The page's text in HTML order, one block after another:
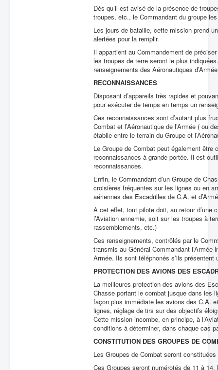
Dès qu’il est avisé de la présence de
troupes, etc., le Commandant du groupe
Les jours de bataille, cette mission prend
alertées pour la remplir.
Il appartient au Commandement de
les troupes de terre seront le plus
renseignements des Aéronautiques
RECONNAISSANCES
Disposant d’appareils très rapides et
pour exécuter de temps en temps un
Ces reconnaissances sont d’autant plus
Combat et l’Aéronautique de l’Armée ( ou
établie entre le terrain du Groupe et
Le Groupe de Combat peut également être
reconnaissances à grande portée. Il est
reconnaissances.
Enfin, le Commandant d’un Groupe de
croisières fréquentes sur les lignes ou en
aériennes des Escadrilles de C.A. et
A cet effet, tout pilote doit, au retour d’une
l’Aviation ennemie, soit sur les troupes à
rassemblements, etc.)
Ces renseignements, contrôlés par le
transmis au Général Commandant l’Armée
Armée. Ils sont téléphonés s’ils présentent
PROTECTION DES AVIONS DES
La meilleures protection des avions des
Chasse portant le combat jusque dans les
façon plus immédiate les avions des C.A.
lignes, réglage de tirs sur des objectifs
Cette mission incombe, en principe, à
conditions à déterminer, dans chaque cas
CONSTITUTION DES GROUPES DE
Les Groupes de Combat seront
Ces Groupes seront numérotés de 11 à